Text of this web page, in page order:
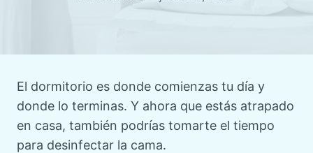
El dormitorio es donde comienzas tu día y
donde lo terminas. Y ahora que estás atrapado
en casa, también podrías tomarte el tiempo
para desinfectar la cama.